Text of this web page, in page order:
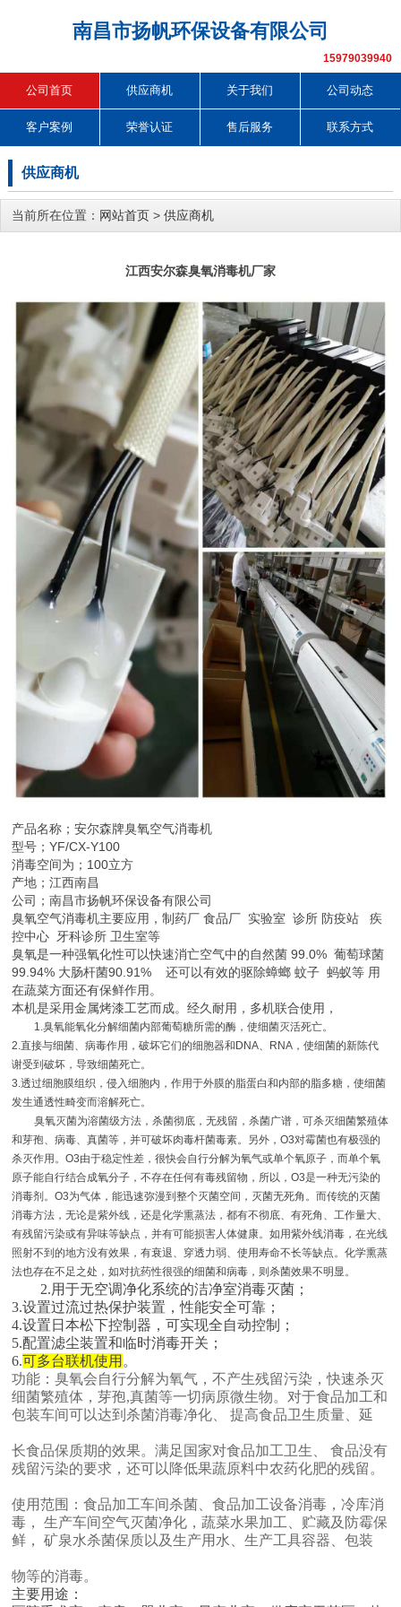
南昌市扬帆环保设备有限公司
15979039940
公司首页 供应商机 关于我们 公司动态
客户案例 荣誉认证 售后服务 联系方式
供应商机
当前所在位置： 网站首页 > 供应商机
江西安尔森臭氧消毒机厂家
产品名称；安尔森牌臭氧空气消毒机
型号；YF/CX-Y100
消毒空间为；100立方
产地；江西南昌
公司；南昌市扬帆环保设备有限公司
臭氧空气消毒机主要应用，制药厂 食品厂 实验室 诊所 防疫站 疾
控中心 牙科诊所 卫生室等
臭氧是一种强氧化性可以快速消亡空气中的自然菌 99.0% 葡萄球菌
99.94% 大肠杆菌90.91% 还可以有效的驱除蟑螂 蚊子 蚂蚁等 用
在蔬菜方面还有保鲜作用。
本机是采用金属烤漆工艺而成。经久耐用，多机联合使用，
1.臭氧能氧化分解细菌内部葡萄糖所需的酶，使细菌灭活死亡。
2.直接与细菌、病毒作用，破坏它们的细胞器和 DNA、 RNA ，使细菌的新陈代
谢受到破坏，导致细菌死亡。
3.透过细胞膜组织，侵入细胞内，作用于外膜的脂蛋白和内部的脂多糖，使细菌
发生通透性畸变而溶解死亡。
臭氧灭菌为溶菌级方法，杀菌彻底，无残留，杀菌广谱，可杀灭细菌繁殖体
和芽孢、病毒、真菌等，并可破坏肉毒杆菌毒素。另外，O3对霉菌也有极强的
杀灭作用。O3由于稳定性差，很快会自行分解为氧气或单个氧原子，而单个氧
原子能自行结合成氧分子，不存在任何有毒残留物，所以，O3是一种无污染的
消毒剂。O3为气体，能迅速弥漫到整个灭菌空间，灭菌无死角。而传统的灭菌
消毒方法，无论是紫外线，还是化学熏蒸法，都有不彻底、有死角、工作量大、
有残留污染或有异味等缺点，并有可能损害人体健康。如用紫外线消毒，在光线
照射不到的地方没有效果，有衰退、穿透力弱、使用寿命不长等缺点。化学熏蒸
法也存在不足之处，如对抗药性很强的细菌和病毒，则杀菌效果不明显。
2.用于无空调净化系统的洁净室消毒灭菌；
3.设置过流过热保护装置，性能安全可靠；
4.设置日本松下控制器，可实现全自动控制；
5.配置滤尘装置和临时消毒开关；
6.可多台联机使用 。
功能：臭氧会自行分解为氧气，不产生残留污染，快速杀灭
细菌繁殖体，芽孢,真菌等一切病原微生物。对于食品加工和
包装车间可以达到杀菌消毒净化、 提高食品卫生质量、延
长食品保质期的效果。满足国家对食品加工卫生、
食品没有
残留污染的要求，还可以降低果蔬原料中农药化肥的残留。
使用范围：食品加工车间杀菌、食品加工设备消毒，冷库消
毒，
生产车间空气灭菌净化，蔬菜水果加工、贮藏及防霉保
鲜，
矿泉水杀菌保质以及生产用水、生产工具容器、包装
物等的消毒。
主要用途：